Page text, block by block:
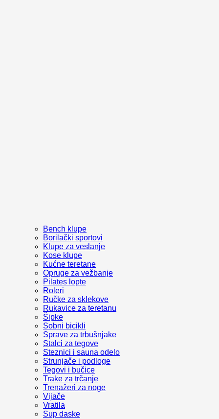
Bench klupe
Borilački sportovi
Klupe za veslanje
Kose klupe
Kućne teretane
Opruge za vežbanje
Pilates lopte
Roleri
Ručke za sklekove
Rukavice za teretanu
Šipke
Sobni bicikli
Sprave za trbušnjake
Stalci za tegove
Steznici i sauna odelo
Strunjače i podloge
Tegovi i bučice
Trake za trčanje
Trenažeri za noge
Vijače
Vratila
Sup daske